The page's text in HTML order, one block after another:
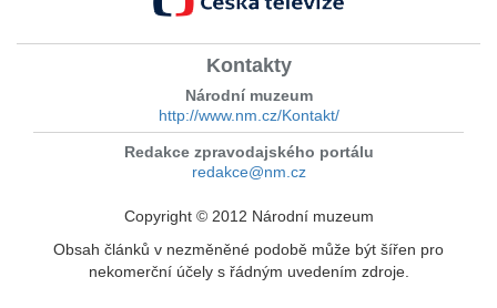
Kontakty
Národní muzeum
http://www.nm.cz/Kontakt/
Redakce zpravodajského portálu
redakce@nm.cz
Copyright © 2012 Národní muzeum
Obsah článků v nezměněné podobě může být šířen pro
nekomerční účely s řádným uvedením zdroje.